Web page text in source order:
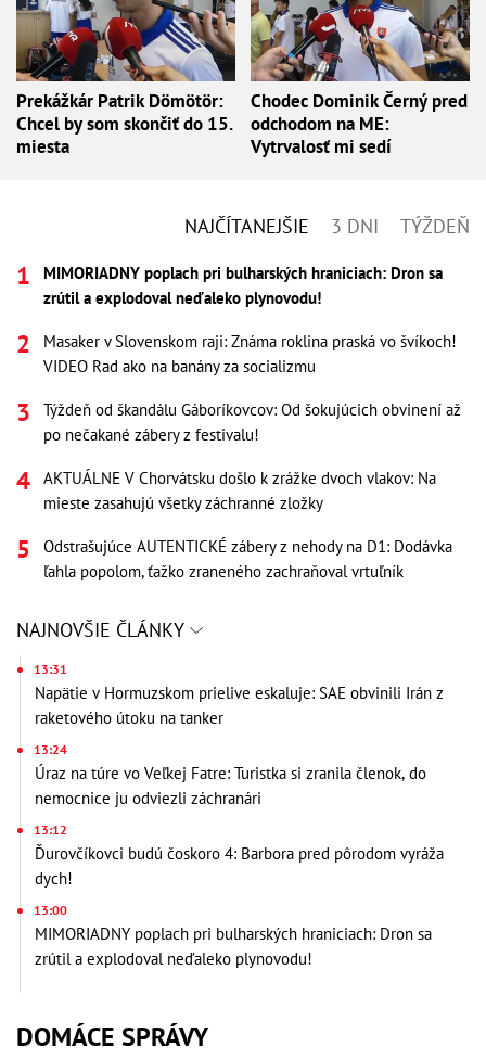
Prekážkár Patrik Dömötör:
Chcel by som skončiť do 15.
miesta
Chodec Dominik Černý pred
odchodom na ME:
Vytrvalosť mi sedí
NAJČÍTANEJŠIE 3 DNI TÝŽDEŇ
MIMORIADNY poplach pri bulharských hraniciach: Dron sa
zrútil a explodoval neďaleko plynovodu!
Masaker v Slovenskom raji: Známa roklina praská vo švíkoch!
VIDEO Rad ako na banány za socializmu
Týždeň od škandálu Gáboríkovcov: Od šokujúcich obvinení až
po nečakané zábery z festivalu!
AKTUÁLNE V Chorvátsku došlo k zrážke dvoch vlakov: Na
mieste zasahujú všetky záchranné zložky
Odstrašujúce AUTENTICKÉ zábery z nehody na D1: Dodávka
ľahla popolom, ťažko zraneného zachraňoval vrtuľník
NAJNOVŠIE ČLÁNKY
13:31
Napätie v Hormuzskom prielive eskaluje: SAE obvinili Irán z
raketového útoku na tanker
13:24
Úraz na túre vo Veľkej Fatre: Turistka si zranila členok, do
nemocnice ju odviezli záchranári
13:12
Ďurovčíkovci budú čoskoro 4: Barbora pred pôrodom vyráža
dych!
13:00
MIMORIADNY poplach pri bulharských hraniciach: Dron sa
zrútil a explodoval neďaleko plynovodu!
DOMÁCE SPRÁVY